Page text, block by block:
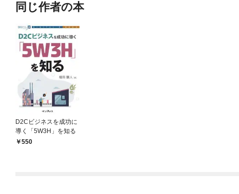
同じ作者の本
D2Cビジネスを成功に
導く「5W3H」を知る
550